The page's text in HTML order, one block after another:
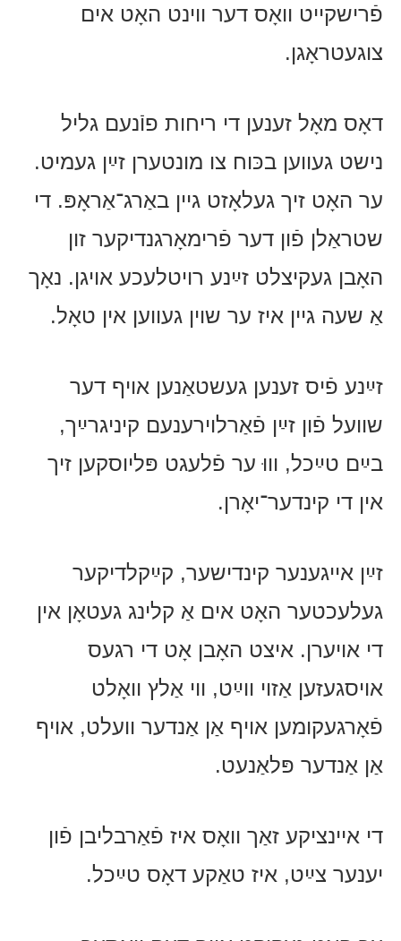
פֿרישקייט וואָס דער ווינט האָט אים
צוגעטראָגן.
דאָס מאָל זענען די ריחות פוֿנעם גליל
נישט געווען בכּוח צו מונטערן זײַן געמיט.
ער האָט זיך געלאָזט גיין באַרג־אַראָפּ. די
שטראַלן פֿון דער פֿרימאָרגנדיקער זון
האָבן געקיצלט זײַנע רויטלעכע אויגן. נאָך
אַ שעה גיין איז ער שוין געווען אין טאָל.
זײַנע פֿיס זענען געשטאַנען אויף דער
שוועל פֿון זײַן פֿאַרלוירענעם קיניגרײַך,
בײַם טײַכל, וווּ ער פֿלעגט פּליוסקען זיך
אין די קינדער־יאָרן.
זײַן אייגענער קינדישער, קײַקלדיקער
געלעכטער האָט אים אַ קלינג געטאָן אין
די אויערן. איצט האָבן אָט די רגעס
אויסגעזען אַזוי ווײַט, ווי אַלץ וואָלט
פֿאָרגעקומען אויף אַן אַנדער וועלט, אויף
אַן אַנדער פּלאַנעט.
די איינציקע זאַך וואָס איז פֿאַרבליבן פֿון
יענער צײַט, איז טאַקע דאָס טײַכל.